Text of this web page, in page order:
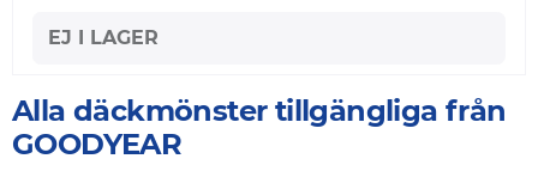
EJ I LAGER
Alla däckmönster tillgängliga från
GOODYEAR